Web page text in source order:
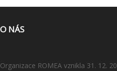
O NÁS
Organizace ROMEA vznikla 31. 12.